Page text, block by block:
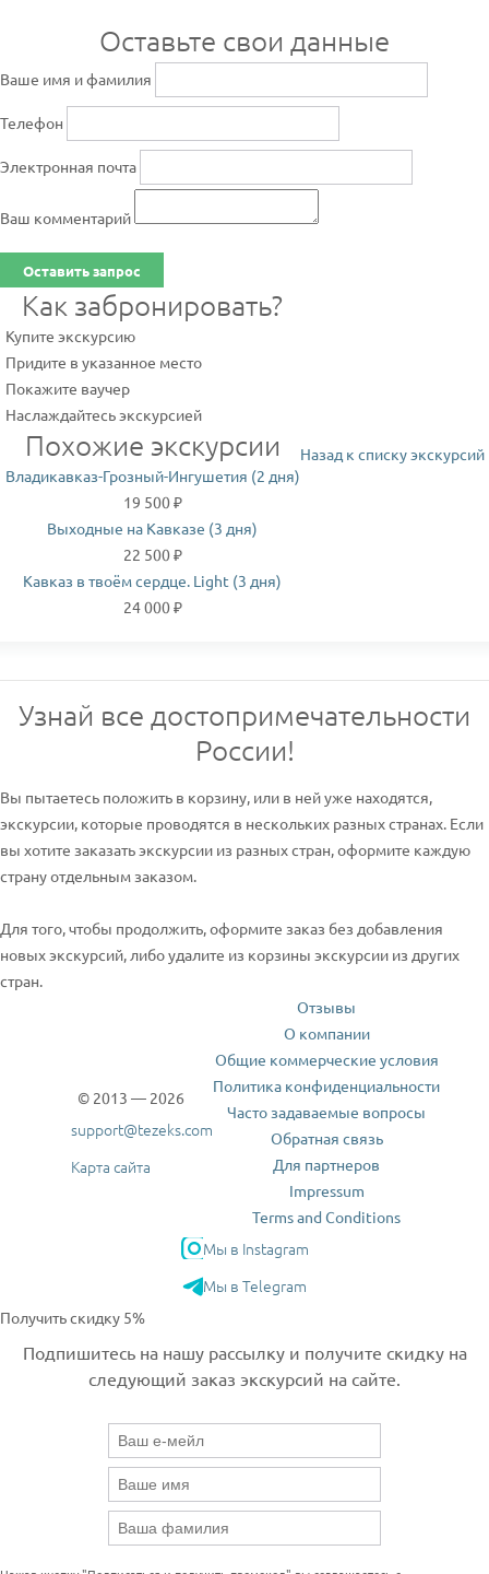
Оставьте свои данные
Ваше имя и фамилия
Телефон
Электронная почта
Ваш комментарий
Оставить запрос
Как забронировать?
Купите экскурсию
Придите в указанное место
Покажите ваучер
Наслаждайтесь экскурсией
Похожие экскурсии
Владикавказ-Грозный-Ингушетия (2 дня)
19 500 ₽
Выходные на Кавказе (3 дня)
22 500 ₽
Кавказ в твоём сердце. Light (3 дня)
24 000 ₽
Назад к списку экскурсий
Узнай все достопримечательности
России!
Вы пытаетесь положить в корзину, или в ней уже находятся,
экскурсии, которые проводятся в нескольких разных странах. Если
вы хотите заказать экскурсии из разных стран, оформите каждую
страну отдельным заказом.
Для того, чтобы продолжить, оформите заказ без добавления
новых экскурсий, либо удалите из корзины экскурсии из других
стран.
© 2013 — 2026
support@tezeks.com
Карта сайта
Отзывы
О компании
Общие коммерческие условия
Политика конфиденциальности
Часто задаваемые вопросы
Обратная связь
Для партнеров
Impressum
Terms and Conditions
Мы в Instagram
Мы в Telegram
Получить скидку 5%
Подпишитесь на нашу рассылку и получите скидку на
следующий заказ экскурсий на сайте.